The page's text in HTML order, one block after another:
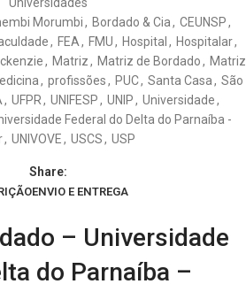
Universidades
Morumbi, Bordado & Cia, CEUNSP,
, FEA, FMU, Hospital , Hospitalar,
, Matriz, Matriz de Bordado, Matriz
, profissões, PUC, Santa Casa, São
, UFPR, UNIFESP, UNIP, Universidade,
Federal do Delta do Parnaíba -
, UNIVOVE, USCS, USP
Share:
ENVIO E ENTREGA
– Universidade
do Parnaíba –